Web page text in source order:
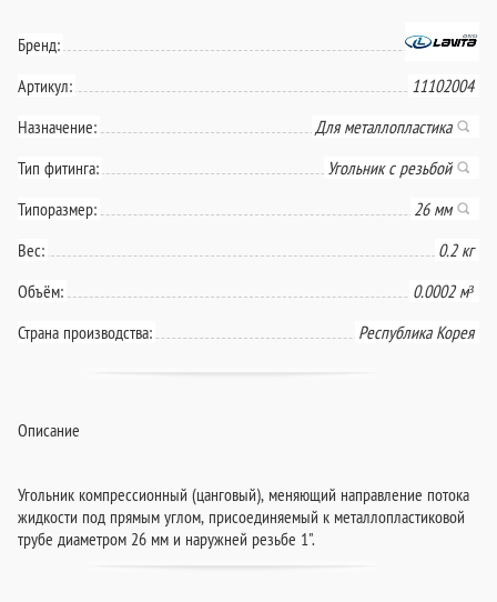
Бренд:
Артикул:
11102004
Назначение:
Для металлопластика
Тип фитинга:
Угольник с резьбой
Типоразмер:
26 мм
Вес:
0.2 кг
Объём:
0.0002 м³
Страна производства:
Республика Корея
Описание
Угольник компрессионный (цанговый), меняющий направление потока
жидкости под прямым углом, присоединяемый к металлопластиковой
трубе диаметром 26 мм и наружней резьбе 1".